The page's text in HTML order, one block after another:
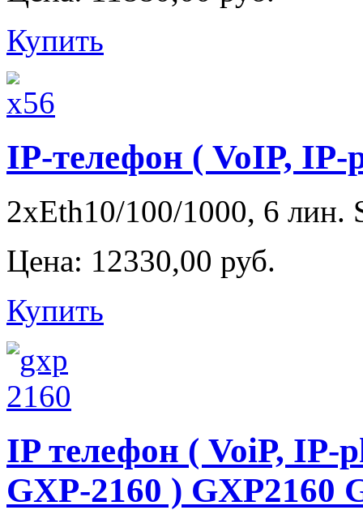
Купить
IP-телефон ( VoIP,
2xEth10/100/1000, 6 лин.
Цена: 12330,00 руб.
Купить
IP телефон ( VoiP, IP-
GXP-2160 ) GXP2160